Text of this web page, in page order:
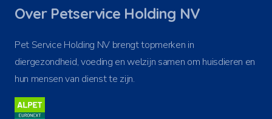
Over Petservice Holding NV
Pet Service Holding NV brengt topmerken in
diergezondheid, voeding en welzijn samen om huisdieren en
hun mensen van dienst te zijn.